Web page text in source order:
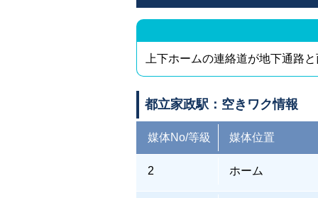
上下ホームの連絡道が地下通路
都立家政駅：空きワク情報
媒体No/等級 媒体位置
2 ホーム